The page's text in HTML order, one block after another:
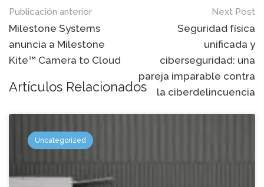
Mensaje
de
navegación
Publicación anterior
Milestone Systems
anuncia a Milestone
Kite™ Camera to Cloud
Next Post
Seguridad física
unificada y
ciberseguridad: una
pareja imparable contra
la ciberdelincuencia
Artículos Relacionados
Uncategorized